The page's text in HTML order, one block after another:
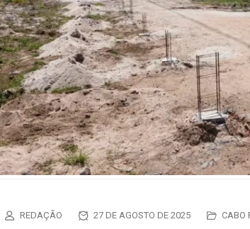
REDAÇÃO 27 DE AGOSTO DE 2025 CABO